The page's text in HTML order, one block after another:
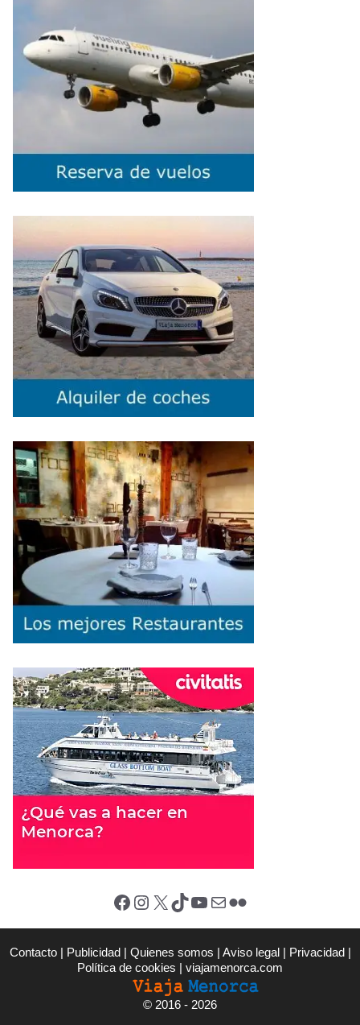
Facebook Instagram X (Twitter) TikTok YouTube Correo electrónico Flickr
Contacto | Publicidad | Quienes somos | Aviso legal | Privacidad |
Política de cookies | viajamenorca.com
© 2016 - 2026